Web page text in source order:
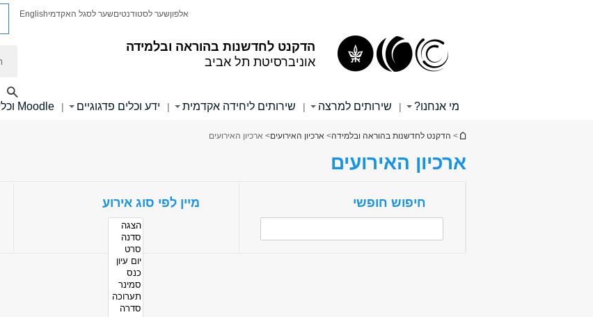
הדקנט לחדשנות בהוראה ובלמידה
אוניברסיטת תל אביב
אלפוןשער לסטודנטיםשער לסגל האקדמיEnglish
מי אנחנו? | שירותים למרצה | שירותים ליחידה אקדמית | ידע וכלים פדגוגיים | Moodle וכלים דיגיטליים
הינך נמצא כאן
> הדקנט לחדשנות בהוראה ובלמידה> ארכיון האירועים> ארכיון האירועים
ארכיון האירועים
חיפוש חופשי מיין לפי סוג אירוע